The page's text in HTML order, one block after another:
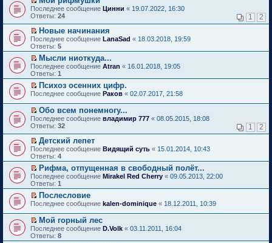
е
п
р
о
ч
и
т
а
н
н
о
м
у
о
о
б
щ
е
н
и
ю
в
о
м
у
н
е
п
р
о
ч
и
а
н
о
м
у
с
о
о
б
щ
е
н
и
ю
й
т
и
к
п
е
р
в
о
м
у
н
е
р
о
ч
и
т
а
н
н
о
м
у
с
о
о
щ
е
н
и
П
е
е
й
т
и
п
е
р
в
о
у
н
е
п
р
о
ч
и
т
а
н
н
м
с
о
о
б
Последнее сообщение Цинни « 19.07.2022, 16:30
Ответы: 24 1 2
П
е
р
е
й
т
и
к
п
е
р
в
о
у
н
е
п
р
о
ч
и
т
а
н
н
о
м
у
Новые начинания
Последнее сообщение LanaSad « 18.03.2018, 19:59
Ответы: 5
П
е
р
й
и
п
е
р
в
о
м
у
н
е
п
р
о
и
т
а
н
Мысли ниоткуда...
Последнее сообщение Atran « 16.01.2018, 19:05
Ответы: 1
П
р
е
й
т
и
к
п
е
р
в
о
м
у
н
е
п
р
о
ч
Психоз осенних цифр.
Последнее сообщение Раков « 02.07.2017, 21:58
П
е
е
й
т
и
п
е
р
в
о
у
н
е
п
Обо всем понемногу...
Последнее сообщение владимир 777 « 08.05.2015, 18:08
Ответы: 32 1 2
П
е
р
е
й
т
и
к
п
е
р
в
о
м
Детский лепет
Последнее сообщение Видящий суть « 15.01.2014, 10:43
Ответы: 4
П
е
р
й
и
к
п
е
Рифма, отпущенная в свободный полёт...
Последнее сообщение Mirakel Red Cherry « 09.05.2013, 22:00
Ответы: 1
П
р
е
й
т
Послесловие
Последнее сообщение kalen-dominique « 18.12.2011, 10:39
П
е
р
Мой горный лес
Последнее сообщение D.Volk « 03.11.2011, 16:04
Ответы: 8